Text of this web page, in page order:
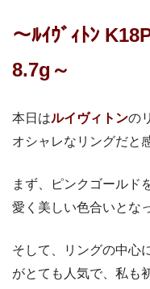
～ﾙｲｳﾞｨﾄﾝ
8.7g～
本日はルイヴィトンの
オシャレなリングだと
まず、ピンクゴールド
愛く美しい色合いとな
そして、リングの中心
がとても人気で、私も